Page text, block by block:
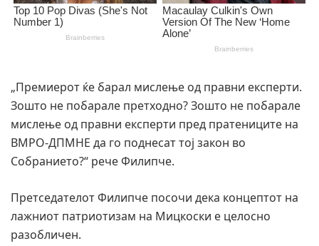
„Премиерот ќе барал мислење од правни експерти.
Зошто не побарале претходно? Зошто не побарале
мислење од правни експерти пред пратениците на
ВМРО-ДПМНЕ да го поднесат тој закон во
Собранието?“ рече Филипче.
Претседателот Филипче посочи дека концептот на
лажниот патриотизам на Мицкоски е целосно
разобличен.